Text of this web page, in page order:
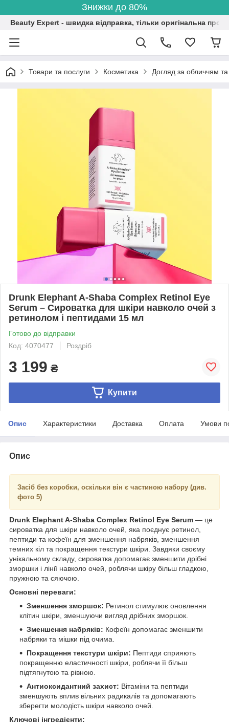
Знижки до 80%
Beauty Expert - швидка відправка, тільки оригінальна
Товари та послуги Косметика Догляд за обличчям
Drunk Elephant A-Shaba Complex Retinol Eye
Serum – Сироватка для шкіри навколо очей з
ретинолом і пептидами 15 мл
Готово до відправки
Код: 4070477
Роздріб
3 199 ₴
Купити
Опис Характеристики Доставка Оплата Умови
Опис
Засіб без коробки, оскільки він є частиною набору (див.
фото 5)
Drunk Elephant A-Shaba Complex Retinol Eye Serum — це
сироватка для шкіри навколо очей, яка поєднує ретинол,
пептиди та кофеїн для зменшення набряків, зменшення
темних кіл та покращення текстури шкіри. Завдяки своєму
унікальному складу, сироватка допомагає зменшити дрібні
зморшки і лінії навколо очей, роблячи шкіру більш гладкою,
пружною та сяючою.
Основні переваги:
Зменшення зморшок: Ретинол стимулює оновлення
клітин шкіри, зменшуючи вигляд дрібних зморшок.
Зменшення набряків: Кофеїн допомагає зменшити
набряки та мішки під очима.
Покращення текстури шкіри: Пептиди сприяють
покращенню еластичності шкіри, роблячи її більш
підтягнутою та рівною.
Антиоксидантний захист: Вітаміни та пептиди
зменшують вплив вільних радикалів та допомагають
зберегти молодість шкіри навколо очей.
Ключові інгредієнти: